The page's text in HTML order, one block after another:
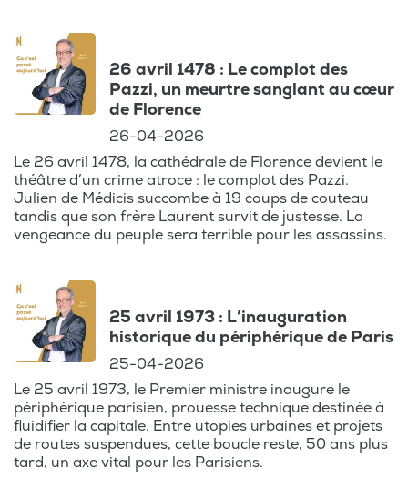
qui donnent un nouvel éclairage sur ces
instants décisifs.
Brice Depasse vous invite à vous souvenir
des événements qui ont rythmé votre vie,
à travers le prisme des souvenirs collectifs.
Chaque épisode est une occasion unique
de revivre ces moments historiques, de
ressentir à nouveau l’émotion de ces
journées spéciales et de plonger dans les
monde.
Qu’il s’agisse de grands événements
mondiaux ou de petites histoires qui ont
touché le cœur des Belges, ce podcast est
une véritable capsule temporelle, un
retour aux sources pour ceux qui ont vécu
ces années d’effervescence. Redécouvrez
ces moments forts sous un nouveau jour, et
26 avril 1478 : Le complot des
Pazzi, un meurtre sanglant au cœur
de Florence
26-04-2026
Le 26 avril 1478, la cathédrale de Florence devient le
théâtre d’un crime atroce : le complot des Pazzi.
Julien de Médicis succombe à 19 coups de couteau
tandis que son frère Laurent survit de justesse. La
vengeance du peuple sera terrible pour les assassins.
25 avril 1973 : L’inauguration
historique du périphérique de Paris
25-04-2026
Le 25 avril 1973, le Premier ministre inaugure le
périphérique parisien, prouesse technique destinée à
fluidifier la capitale. Entre utopies urbaines et projets
de routes suspendues, cette boucle reste, 50 ans plus
tard, un axe vital pour les Parisiens.